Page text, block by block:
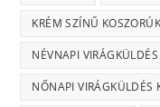
KRÉM SZÍNŰ KOSZORÚK
NÉVNAPI
NŐNAPI VIRÁGKÜLDÉS